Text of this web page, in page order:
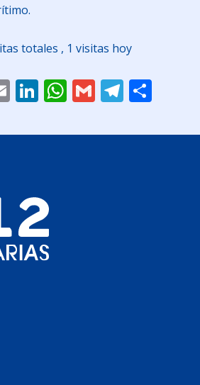
totales , 1 visitas hoy
EmailLinkedIn
WhatsApp
Gmail